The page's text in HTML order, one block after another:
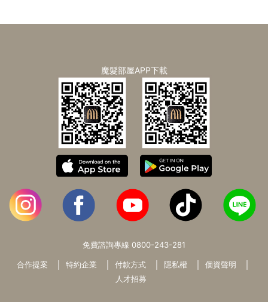
魔髮部屋APP下載
免費諮詢專線 0800-243-281
合作提案 特約企業 付款方式 隱私權
個資聲明
人才招募